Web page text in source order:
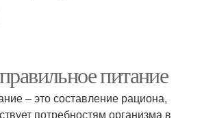
питание
– это составление рациона,
потребностям организма в